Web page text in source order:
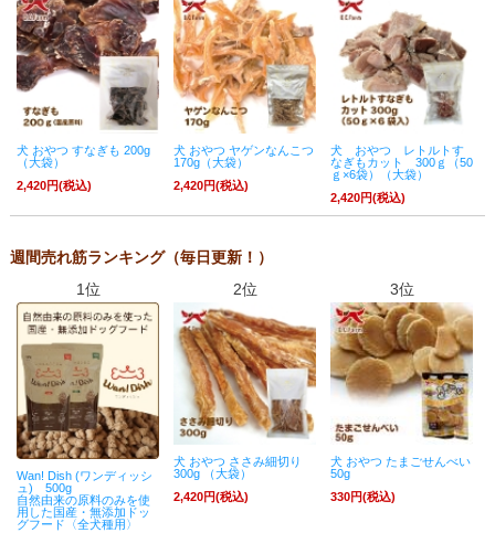
犬 おやつ すなぎも 200g
（大袋）
2,420円(税込)
犬 おやつ ヤゲンなんこつ
170g（大袋）
2,420円(税込)
犬 おやつ レトルトす
なぎもカット 300ｇ（50
ｇ×6袋）（大袋）
2,420円(税込)
週間売れ筋ランキング（毎日更新！）
1位
Wan! Dish (ワンディッシ
ュ) 500g
自然由来の原料のみを使
用した国産・無添加ドッ
グフード〈全犬種用〉
2位
犬 おやつ ささみ細切り
300g （大袋）
2,420円(税込)
3位
犬 おやつ たまごせんべい
50g
330円(税込)